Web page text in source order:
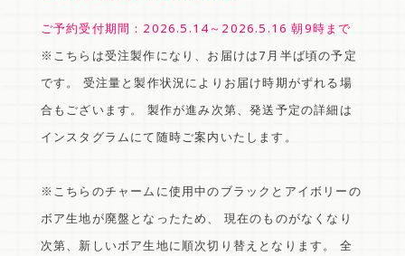
ご予約受付期間：2026.5.14～2026.5.16 朝9時まで
※こちらは受注製作になり、お届けは7月半ば頃の予定
です。 受注量と製作状況によりお届け時期がずれる場
合もございます。 製作が進み次第、発送予定の詳細は
インスタグラムにて随時ご案内いたします。
※こちらのチャームに使用中のブラックとアイボリーの
ボア生地が廃盤となったため、 現在のものがなくなり
次第、新しいボア生地に順次切り替えとなります。 全